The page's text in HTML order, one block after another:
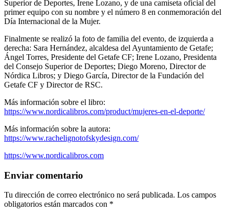
Superior de Deportes, Irene Lozano, y de una camiseta oficial del
primer equipo con su nombre y el número 8 en conmemoración del
Día Internacional de la Mujer.
Finalmente se realizó la foto de familia del evento, de izquierda a
derecha: Sara Hernández, alcaldesa del Ayuntamiento de Getafe;
Ángel Torres, Presidente del Getafe CF; Irene Lozano, Presidenta
del Consejo Superior de Deportes; Diego Moreno, Director de
Nórdica Libros; y Diego García, Director de la Fundación del
Getafe CF y Director de RSC.
Más información sobre el libro:
https://www.nordicalibros.com/product/mujeres-en-el-deporte/
Más información sobre la autora:
https://www.rachelignotofskydesign.com/
https://www.nordicalibros.com
Enviar comentario
Tu dirección de correo electrónico no será publicada. Los campos
obligatorios están marcados con *